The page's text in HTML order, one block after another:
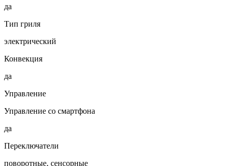
да
Тип гриля
электрический
Конвекция
да
Управление
Управление со смартфона
да
Переключатели
поворотные, сенсорные